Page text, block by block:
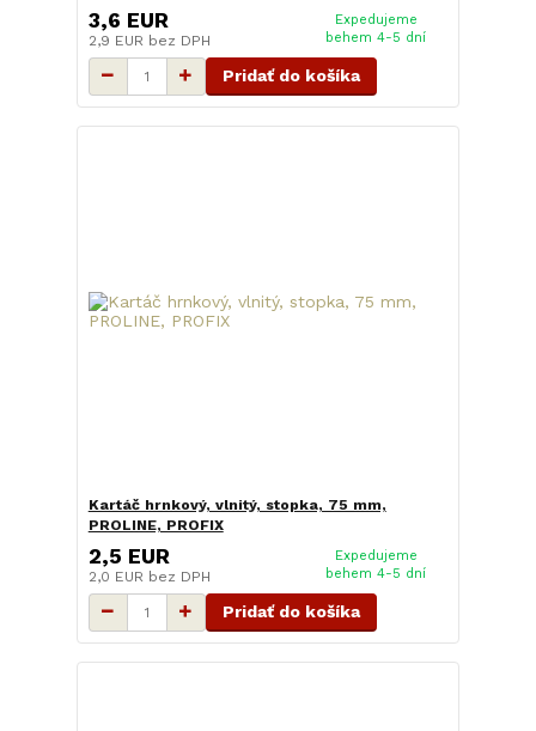
3,6 EUR
2,9 EUR bez DPH
Expedujeme
behem 4-5 dní
Pridať do košíka
Kartáč hrnkový, vlnitý, stopka, 75 mm,
PROLINE, PROFIX
2,5 EUR
2,0 EUR bez DPH
Expedujeme
behem 4-5 dní
Pridať do košíka